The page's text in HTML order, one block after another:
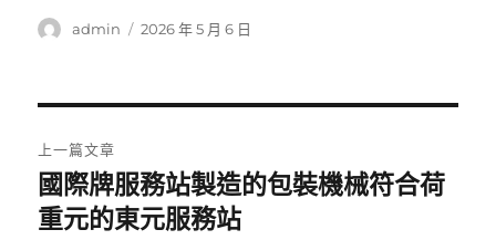
作
admin
發
2026 年 5 月 6 日
章
導
上一篇文章
上
一
國際牌服務站製造的包裝機械符合荷
重元的東元服務站